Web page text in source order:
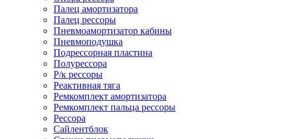
Палец амортизатора
Палец рессоры
Пневмоамортизатор кабины
Пневмоподушка
Подрессорная пластина
Полурессора
Р/к рессоры
Реактивная тяга
Ремкомплект амортизатора
Ремкомплект пальца рессоры
Рессора
Сайлентблок